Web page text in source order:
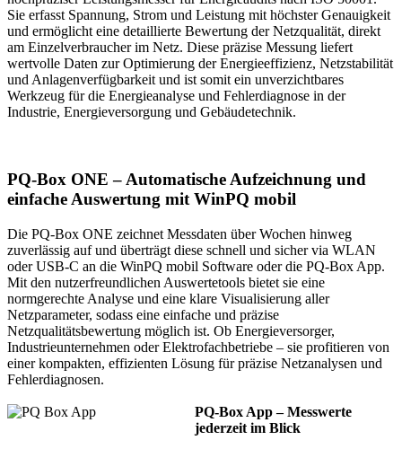
Sie erfasst Spannung, Strom und Leistung mit höchster Genauigkeit
und ermöglicht eine detaillierte Bewertung der Netzqualität, direkt
am Einzelverbraucher im Netz. Diese präzise Messung liefert
wertvolle Daten zur Optimierung der Energieeffizienz, Netzstabilität
und Anlagenverfügbarkeit und ist somit ein unverzichtbares
Werkzeug für die Energieanalyse und Fehlerdiagnose in der
Industrie, Energieversorgung und Gebäudetechnik.
PQ-Box ONE – Automatische Aufzeichnung und
einfache Auswertung mit WinPQ mobil
Die PQ-Box ONE zeichnet Messdaten über Wochen hinweg
zuverlässig auf und überträgt diese schnell und sicher via WLAN
oder USB-C an die WinPQ mobil Software oder die PQ-Box App.
Mit den nutzerfreundlichen Auswertetools bietet sie eine
normgerechte Analyse und eine klare Visualisierung aller
Netzparameter, sodass eine einfache und präzise
Netzqualitätsbewertung möglich ist. Ob Energieversorger,
Industrieunternehmen oder Elektrofachbetriebe – sie profitieren von
einer kompakten, effizienten Lösung für präzise Netzanalysen und
Fehlerdiagnosen.
PQ-Box App – Messwerte
jederzeit im Blick